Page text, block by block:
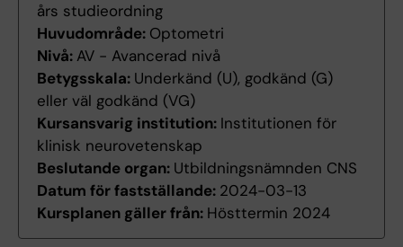
års studieordning
Huvudområde: Optometri
Nivå: AV - Avancerad nivå
Betygsskala: Underkänd (U), godkänd (G)
eller väl godkänd (VG)
Kursansvarig institution: Institutionen för
klinisk neurovetenskap
Beslutande organ: Utbildningsnämnden CNS
Datum för fastställande: 2024-03-13
Kursplanen gäller från: Hösttermin 2024